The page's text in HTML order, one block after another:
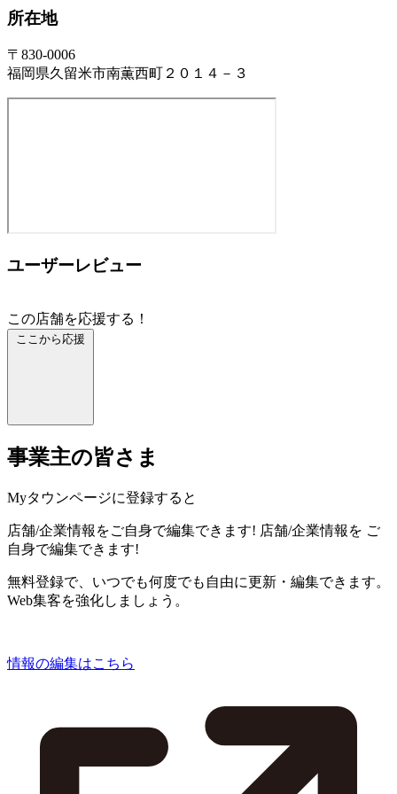
所在地
〒830-0006
福岡県久留米市南薫西町２０１４－３
ユーザーレビュー
この店舗を応援する！
ここから応援
事業主の皆さま
Myタウンページに登録すると
店舗/企業情報をご自身で編集できます! 店舗/企業情報を ご
自身で編集できます!
無料登録で、いつでも何度でも自由に更新・編集できます。
Web集客を強化しましょう。
情報の編集はこちら